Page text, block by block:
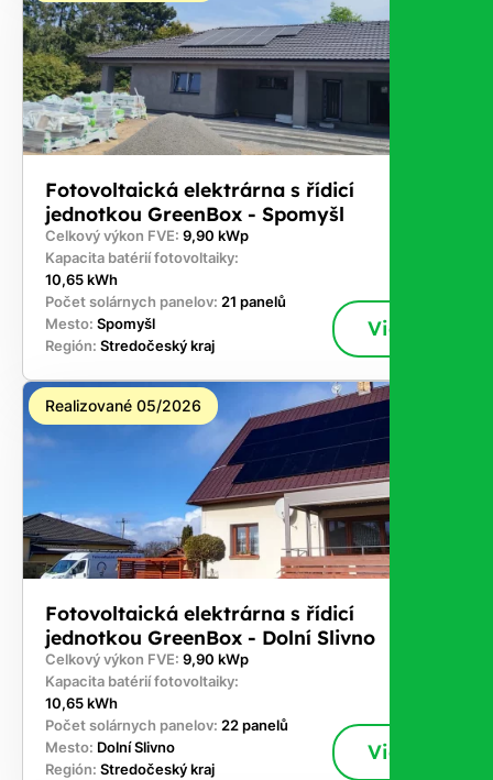
Fotovoltaická elektrárna s řídicí
jednotkou GreenBox - Spomyšl
Celkový výkon FVE: 9,90 kWp
Kapacita batérií fotovoltaiky:
10,65 kWh
Počet solárnych panelov: 21 panelů
Mesto: Spomyšl
Región: Stredočeský kraj
Viac
Realizované 05/2026
Fotovoltaická elektrárna s řídicí
jednotkou GreenBox - Dolní Slivno
Celkový výkon FVE: 9,90 kWp
Kapacita batérií fotovoltaiky:
10,65 kWh
Počet solárnych panelov: 22 panelů
Mesto: Dolní Slivno
Región: Stredočeský kraj
Viac